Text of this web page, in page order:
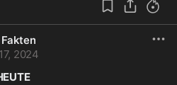
2024